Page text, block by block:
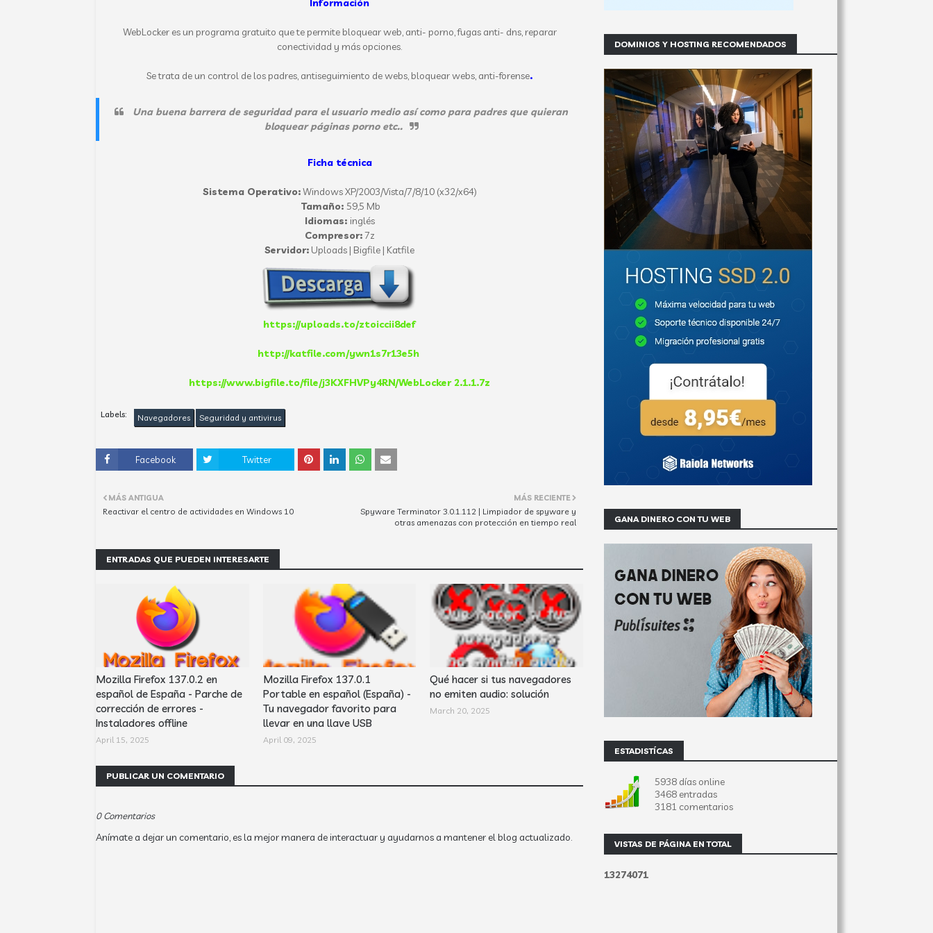
Información
WebLocker es un programa gratuito que te permite bloquear web, anti- porno, fugas anti- dns, reparar
conectividad y más opciones.
Se trata de un control de los padres, antiseguimiento de webs, bloquear webs, anti-forense.
Una buena barrera de seguridad para el usuario medio así como para padres que quieran
bloquear páginas porno etc..
Ficha técnica
Sistema Operativo:Windows XP/2003/Vista/7/8/10 (x32/x64)
Tamaño: 59,5 Mb
Idiomas: inglés
Compresor:7z
Servidor: Uploads | Bigfile | Katfile
https://uploads.to/ztoiccii8def
http://katfile.com/ywn1s7r13e5h
https://www.bigfile.to/file/j3KXFHVPy4RN/WebLocker 2.1.1.7z
Labels: Navegadores Seguridad y antivirus
Facebook Twitter
MÁS RECIENTE
Spyware Terminator 3.0.1.112 | Limpiador de spyware y
otras amenazas con protección en tiempo real
MÁS ANTIGUA
Reactivar el centro de actividades en Windows 10
ENTRADAS QUE PUEDEN INTERESARTE
Mozilla Firefox 137.0.2 en
español de España - Parche de
corrección de errores -
Instaladores offline
April 15, 2025
Mozilla Firefox 137.0.1
Portable en español (España) -
Tu navegador favorito para
llevar en una llave USB
April 09, 2025
Qué hacer si tus navegadores
no emiten audio: solución
March 20, 2025
PUBLICAR UN COMENTARIO
0 Comentarios
Anímate a dejar un comentario, es la mejor manera de interactuar y ayudarnos a mantener el blog actualizado.
DOMINIOS Y HOSTING RECOMENDADOS
GANA DINERO CON TU WEB
ESTADISTÍCAS
5938 días online
3468 entradas
3181 comentarios
VISTAS DE PÁGINA EN TOTAL
13274071